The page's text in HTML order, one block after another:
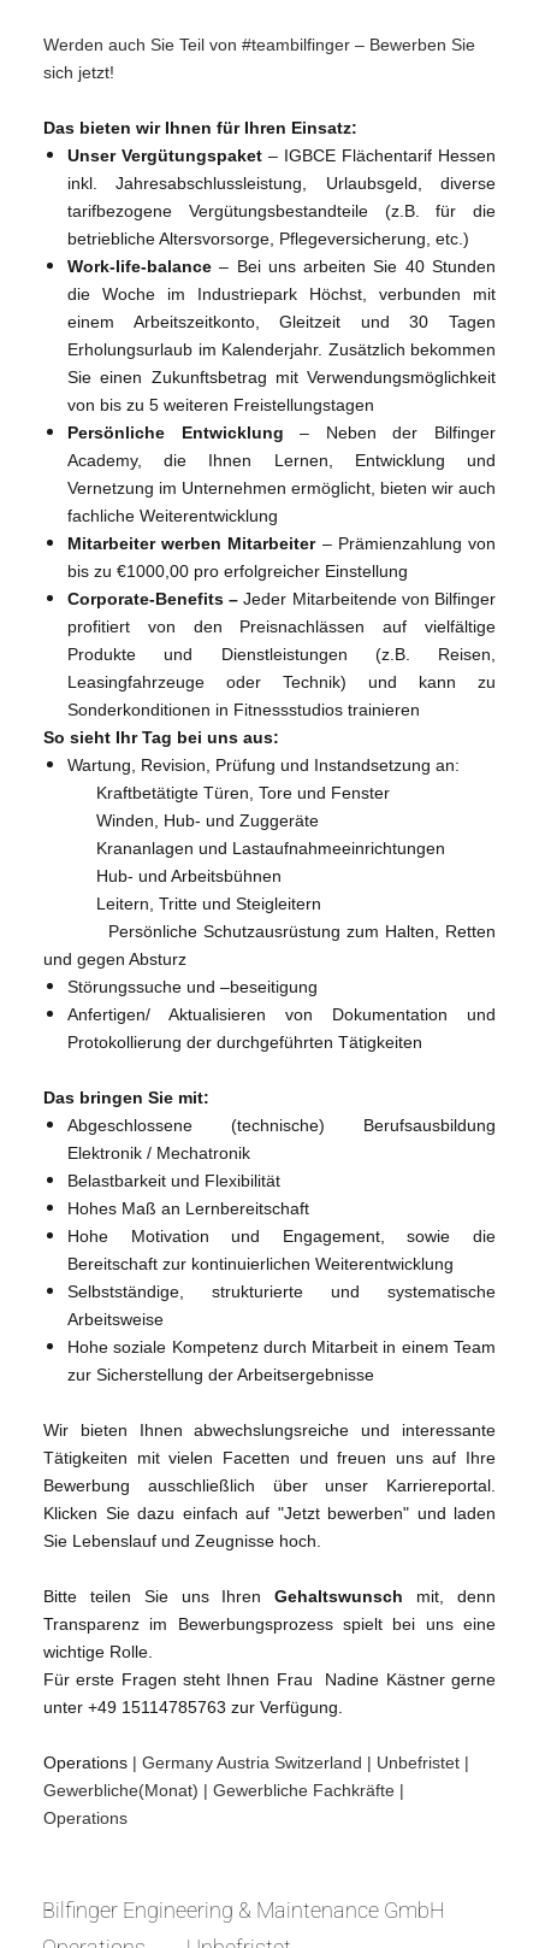
Werden auch Sie Teil von #teambilfinger – Bewerben Sie
sich jetzt!
Das bieten wir Ihnen für Ihren Einsatz:
Unser Vergütungspaket – IGBCE Flächentarif Hessen
inkl. Jahresabschlussleistung, Urlaubsgeld, diverse
tarifbezogene Vergütungsbestandteile (z.B. für die
betriebliche Altersvorsorge, Pflegeversicherung, etc.)
Work-life-balance – Bei uns arbeiten Sie 40 Stunden
die Woche im Industriepark Höchst, verbunden mit
einem Arbeitszeitkonto, Gleitzeit und 30 Tagen
Erholungsurlaub im Kalenderjahr. Zusätzlich bekommen
Sie einen Zukunftsbetrag mit Verwendungsmöglichkeit
von bis zu 5 weiteren Freistellungstagen
Persönliche Entwicklung–
Neben der Bilfinger
Academy, die Ihnen Lernen, Entwicklung und
Vernetzung im Unternehmen ermöglicht, bieten wir auch
fachliche Weiterentwicklung
Mitarbeiter werben Mitarbeiter– Prämienzahlung von
bis zu €1000,00 pro erfolgreicher Einstellung
Corporate-Benefits –Jeder Mitarbeitende von Bilfinger
profitiert von den Preisnachlässen auf vielfältige
Produkte und Dienstleistungen (z.B. Reisen,
Leasingfahrzeuge oder Technik) und kann zu
Sonderkonditionen in Fitnessstudios trainieren
So sieht Ihr Tag bei uns aus:
Wartung, Revision, Prüfung und Instandsetzung an:
Kraftbetätigte Türen, Tore und Fenster
Winden, Hub- und Zuggeräte
Krananlagen und Lastaufnahmeeinrichtungen
Hub- und Arbeitsbühnen
Leitern, Tritte und Steigleitern
Persönliche Schutzausrüstung zum Halten, Retten
und gegen Absturz
Störungssuche und –beseitigung
Anfertigen/ Aktualisieren von Dokumentation und
Protokollierung der durchgeführten Tätigkeiten
Das bringen Sie mit:
Abgeschlossene (technische) Berufsausbildung
Elektronik / Mechatronik
Belastbarkeit und Flexibilität
Hohes Maß an Lernbereitschaft
Hohe Motivation und Engagement, sowie die
Bereitschaft zur kontinuierlichen Weiterentwicklung
Selbstständige, strukturierte und systematische
Arbeitsweise
Hohe soziale Kompetenz durch Mitarbeit in einem Team
zur Sicherstellung der Arbeitsergebnisse
Wir bieten Ihnen abwechslungsreiche und interessante
Tätigkeiten mit vielen Facetten und freuen uns auf Ihre
Bewerbung ausschließlich über unser Karriereportal.
Klicken Sie dazu einfach auf "Jetzt bewerben" und laden
Sie Lebenslauf und Zeugnisse hoch.
Bitte teilen Sie uns IhrenGehaltswunsch mit, denn
Transparenz im Bewerbungsprozess spielt bei uns eine
wichtige Rolle.
Für erste Fragen steht Ihnen Frau Nadine Kästner gerne
unter +49 15114785763 zur Verfügung.
Operations | Germany Austria Switzerland | Unbefristet |
Gewerbliche(Monat) | Gewerbliche Fachkräfte |
Operations
Bilfinger Engineering & Maintenance GmbH